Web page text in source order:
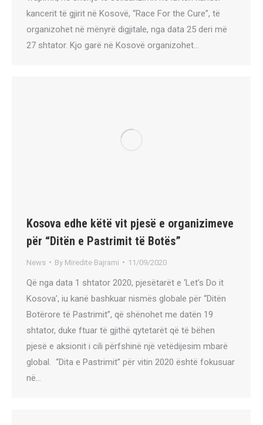
kancerit të gjirit në Kosovë, “Race For the Cure”, të
organizohet në mënyrë digjitale, nga data 25 deri më
27 shtator. Kjo garë në Kosovë organizohet…
Kosova edhe këtë vit pjesë e organizimeve
për “Ditën e Pastrimit të Botës”
News By Miredite Bajrami 11/09/2020
Që nga data 1 shtator 2020, pjesëtarët e ‘Let’s Do it
Kosova’, iu kanë bashkuar nismës globale për “Ditën
Botërore të Pastrimit”, që shënohet me datën 19
shtator, duke ftuar të gjithë qytetarët që të bëhen
pjesë e aksionit i cili përfshinë një vetëdijesim mbarë
global. “Dita e Pastrimit” për vitin 2020 është fokusuar
në…